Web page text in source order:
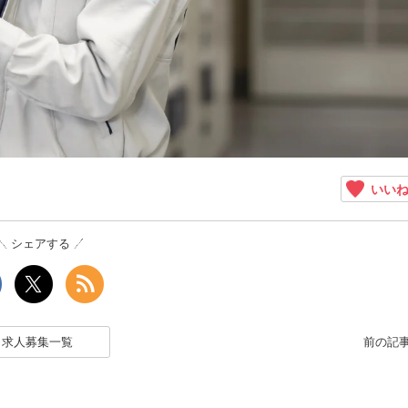
いい
シェアする
求人募集一覧 前の記